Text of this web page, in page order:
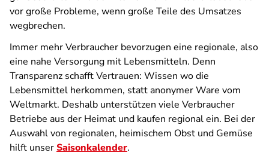
vor große Probleme, wenn große Teile des Umsatzes
wegbrechen.
Immer mehr Verbraucher bevorzugen eine regionale, also
eine nahe Versorgung mit Lebensmitteln. Denn
Transparenz schafft Vertrauen: Wissen wo die
Lebensmittel herkommen, statt anonymer Ware vom
Weltmarkt. Deshalb unterstützen viele Verbraucher
Betriebe aus der Heimat und kaufen regional ein. Bei der
Auswahl von regionalen, heimischem Obst und Gemüse
hilft unserSaisonkalender.